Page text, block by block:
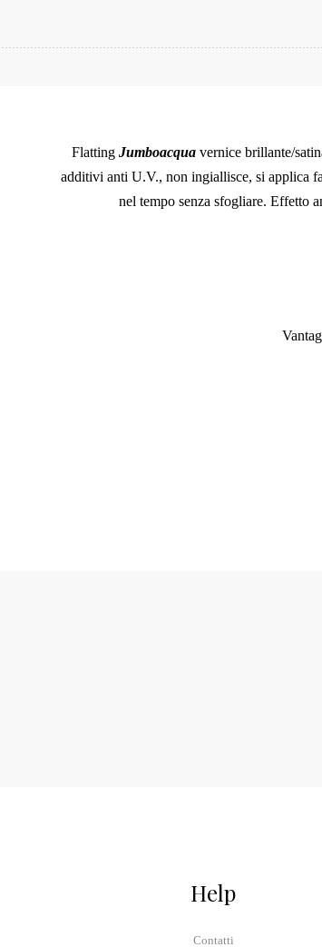
Flatting Jumboacqua vernice brillante/
additivi anti U.V., non ingiallisce, si applica
nel tempo senza sfogliare. Effetto
Help
Contatti